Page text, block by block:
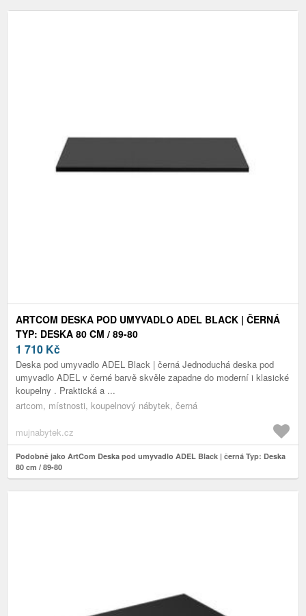
ARTCOM DESKA POD UMYVADLO ADEL BLACK | ČERNÁ
TYP: DESKA 80 CM / 89-80
1 710 Kč
Deska pod umyvadlo ADEL Black | černá Jednoduchá deska pod
umyvadlo ADEL v černé barvě skvěle zapadne do moderní i klasické
koupelny . Praktická a ...
artcom, místnosti, koupelnový nábytek, černá
mujnabytek.cz
Podobně jako ArtCom Deska pod umyvadlo ADEL Black | černá Typ: Deska
80 cm / 89-80